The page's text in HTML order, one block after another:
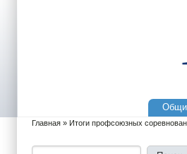
Вы здесь
Главная » Итоги профсоюзных